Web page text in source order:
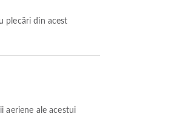
plecări din acest
aeriene ale acestui